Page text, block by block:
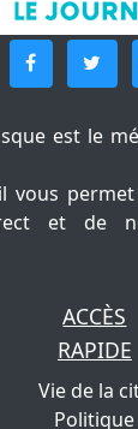
est le
vous
et de
ACCÈS
RAPIDE
Vie de la
Politique